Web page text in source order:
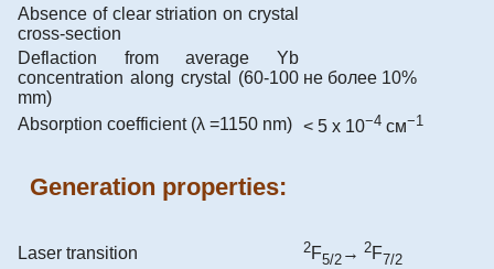
Absence of clear striation on crystal
cross-section
Deflaction from average Yb
concentration along crystal (60-100
mm)
не более 10%
Absorption coefficient (λ =1150 nm) < 5 х 10−4 см−1
Generation properties:
Laser transition 2F5/2 → 2F7/2